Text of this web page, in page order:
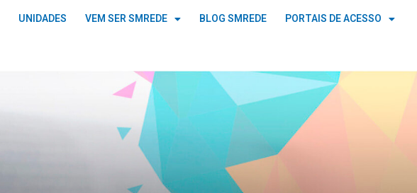
UNIDADES VEM SER SMREDE BLOG SMREDE PORTAIS DE ACESSO